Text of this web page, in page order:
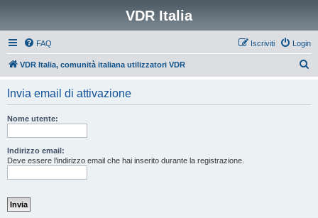
VDR Italia
FAQ Login
Iscriviti
VDR Italia, comunità italiana utilizzatori VDR
Invia email di attivazione
Nome utente:
Indirizzo email:
Deve essere l’indirizzo email che hai inserito durante la registrazione.